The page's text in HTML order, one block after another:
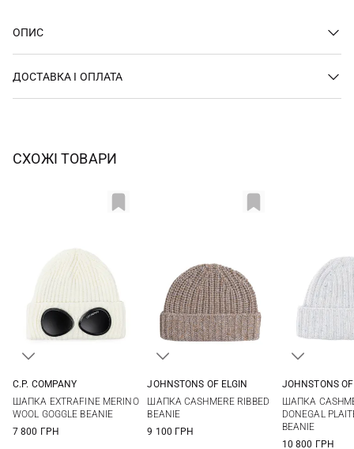
ОПИС
ДОСТАВКА І ОПЛАТА
СХОЖІ ТОВАРИ
C.P. COMPANY
ШАПКА EXTRAFINE MERINO
WOOL GOGGLE BEANIE
7 800 ГРН
JOHNSTONS OF ELGIN
ШАПКА CASHMERE RIBBED
BEANIE
9 100 ГРН
JOHNSTONS
ШАПКА
DONEGAL
BEANIE
10 800 ГРН